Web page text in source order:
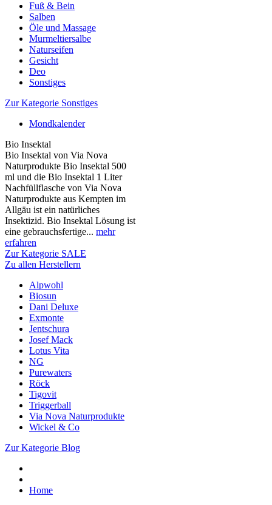
Fuß & Bein
Salben
Öle und Massage
Murmeltiersalbe
Naturseifen
Gesicht
Deo
Sonstiges
Zur Kategorie Sonstiges
Mondkalender
Bio Insektal
Bio Insektal von Via Nova
Naturprodukte Bio Insektal 500
ml und die Bio Insektal 1 Liter
Nachfüllflasche von Via Nova
Naturprodukte aus Kempten im
Allgäu ist ein natürliches
Insektizid. Bio Insektal Lösung ist
eine gebrauchsfertige... mehr
erfahren
Zur Kategorie SALE
Zu allen Herstellern
Alpwohl
Biosun
Dani Deluxe
Exmonte
Jentschura
Josef Mack
Lotus Vita
NG
Purewaters
Röck
Tigovit
Triggerball
Via Nova Naturprodukte
Wickel & Co
Zur Kategorie Blog
Home